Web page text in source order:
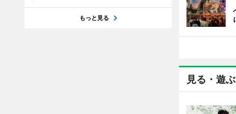
見る・遊ぶ
もっと見る